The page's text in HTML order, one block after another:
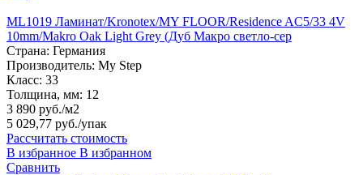
ML1019 Ламинат/Kronotex/MY FLOOR/Residence AC5/33 4V
10mm/Makro Oak Light Grey (Дуб Макро светло-сер
Страна: Германия
Производитель: My Step
Класс: 33
Толщина, мм: 12
3 890 руб./м2
5 029,77 руб./упак
Рассчитать стоимость
В избранное В избранном
Сравнить